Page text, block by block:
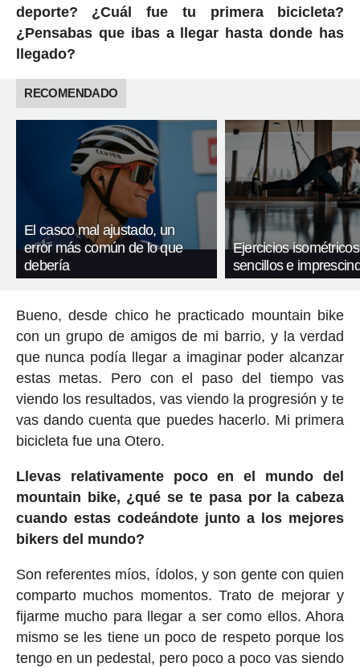
deporte? ¿Cuál fue tu primera bicicleta?
¿Pensabas que ibas a llegar hasta donde has
llegado?
RECOMENDADO
El casco mal ajustado, un
error más común de lo que
debería
Ejercicios
sencillos e
Bueno, desde chico he practicado mountain bike
con un grupo de amigos de mi barrio, y la verdad
que nunca podía llegar a imaginar poder alcanzar
estas metas. Pero con el paso del tiempo vas
viendo los resultados, vas viendo la progresión y te
vas dando cuenta que puedes hacerlo. Mi primera
bicicleta fue una Otero.
Llevas relativamente poco en el mundo del
mountain bike, ¿qué se te pasa por la cabeza
cuando estas codeándote junto a los mejores
bikers del mundo?
Son referentes míos, ídolos, y son gente con quien
comparto muchos momentos. Trato de mejorar y
fijarme mucho para llegar a ser como ellos. Ahora
mismo se les tiene un poco de respeto porque los
tengo en un pedestal, pero poco a poco vas siendo